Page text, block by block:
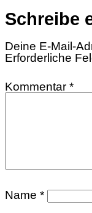
Schreibe
Deine E-Mail-
Erforderliche
Kommentar *
Name *